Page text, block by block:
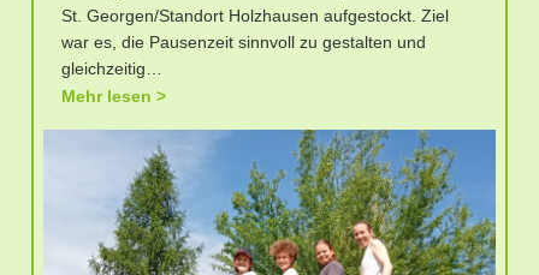
St. Georgen/Standort Holzhausen aufgestockt. Ziel
war es, die Pausenzeit sinnvoll zu gestalten und
gleichzeitig…
Mehr lesen